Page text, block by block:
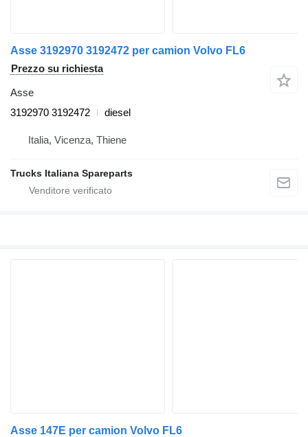
Asse 3192970 3192472 per camion Volvo FL6
Prezzo su richiesta
Asse
3192970 3192472
diesel
Italia, Vicenza, Thiene
Trucks Italiana Spareparts
Asse 147E per camion Volvo FL6